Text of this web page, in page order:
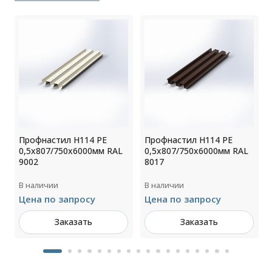
Профнастил H114 РЕ
0,5х807/750х6000мм RAL
9002
В наличии
Цена по запросу
Заказать
Профнастил H114 РЕ
0,5х807/750х6000мм RAL
8017
В наличии
Цена по запросу
Заказать